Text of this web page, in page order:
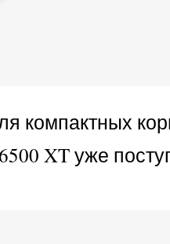
компактных
XT уже